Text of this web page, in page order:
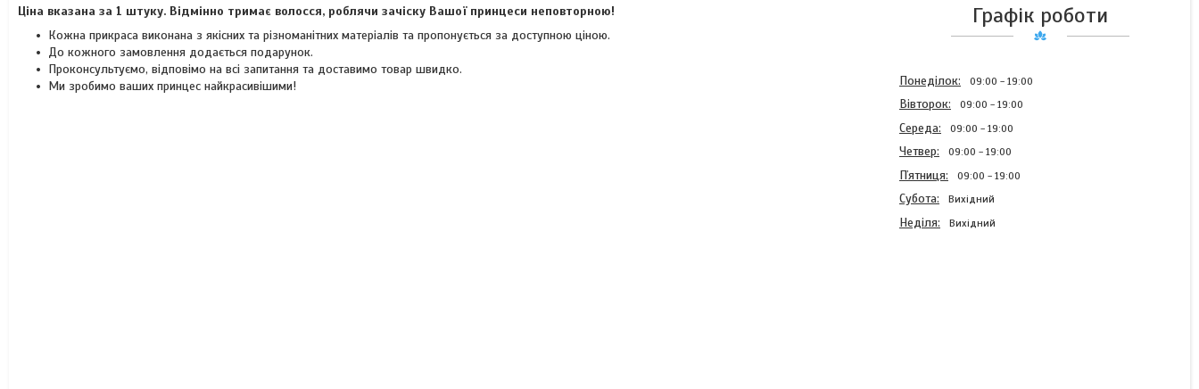
Ціна вказана за 1 штуку. Відмінно тримає волосся, роблячи зачіску Вашої принцеси неповторною!
Кожна прикраса виконана з якісних та різноманітних матеріалів та пропонується за доступною ціною.
До кожного замовлення додається подарунок.
Проконсультуємо, відповімо на всі запитання та доставимо товар швидко.
Ми зробимо ваших принцес найкрасивішими!
Графік роботи
Понеділок 09:00 19:00
Вівторок 09:00 19:00
Середа 09:00 19:00
Четвер 09:00 19:00
Пʼятниця 09:00 19:00
Субота Вихідний
Неділя Вихідний